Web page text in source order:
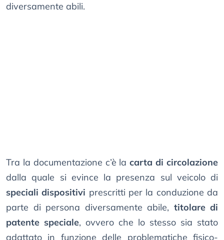
diversamente abili.
Tra la documentazione c’è lacarta di circolazione
dalla quale si evince la presenza sul veicolo di
speciali dispositivi prescritti per la conduzione da
parte di persona diversamente abile, titolare di
patente speciale, ovvero che lo stesso sia stato
adattato in funzione delle problematiche fisico-